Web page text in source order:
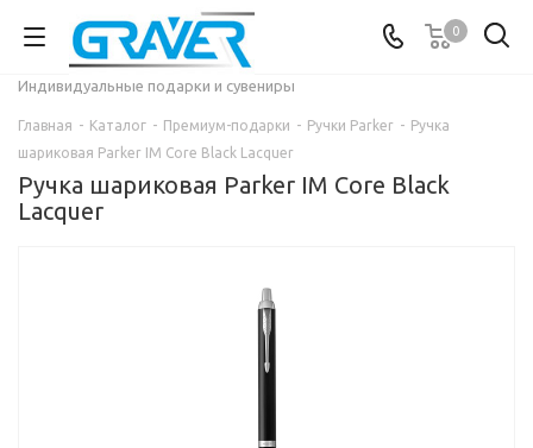
0
Индивидуальные подарки и сувениры
Главная - Каталог - Премиум-подарки - Ручки Parker - Ручка
шариковая Parker IM Core Black Lacquer
Ручка шариковая Parker IM Core Black
Lacquer